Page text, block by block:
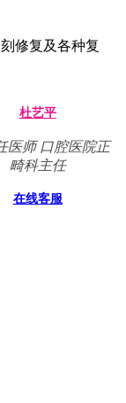
修复及各种复
杜艺平
医师 口腔医院正
畸科主任
在线客服